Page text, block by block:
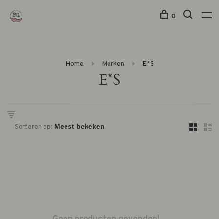
0
Home Merken E*S
E*S
Sorteren op: